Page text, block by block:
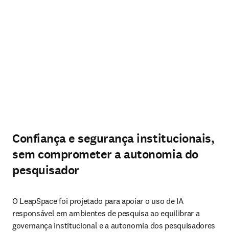
Confiança e segurança institucionais,
sem comprometer a autonomia do
pesquisador
O LeapSpace foi projetado para apoiar o uso de IA
responsável em ambientes de pesquisa ao equilibrar a
governança institucional e a autonomia dos pesquisadores